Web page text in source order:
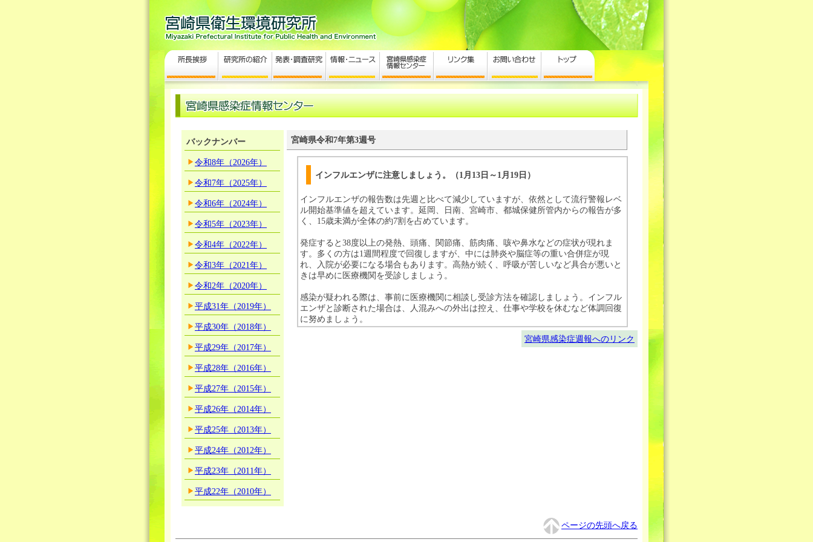
バックナンバー
令和8年（2026年）
令和7年（2025年）
令和6年（2024年）
令和5年（2023年）
令和4年（2022年）
令和3年（2021年）
令和2年（2020年）
平成31年（2019年）
平成30年（2018年）
平成29年（2017年）
平成28年（2016年）
平成27年（2015年）
平成26年（2014年）
平成25年（2013年）
平成24年（2012年）
平成23年（2011年）
平成22年（2010年）
宮崎県令和7年第3週号
インフルエンザに注意しましょう。（1月13日～1月19日）
インフルエンザの報告数は先週と比べて減少していますが、依然として流行警報レベ
ル開始基準値を超えています。延岡、日南、宮崎市、都城保健所管内からの報告が多
く、15歳未満が全体の約7割を占めています。
発症すると38度以上の発熱、頭痛、関節痛、筋肉痛、咳や鼻水などの症状が現れま
す。多くの方は1週間程度で回復しますが、中には肺炎や脳症等の重い合併症が現
れ、入院が必要になる場合もあります。高熱が続く、呼吸が苦しいなど具合が悪いと
きは早めに医療機関を受診しましょう。
感染が疑われる際は、事前に医療機関に相談し受診方法を確認しましょう。インフル
エンザと診断された場合は、人混みへの外出は控え、仕事や学校を休むなど体調回復
に努めましょう。
宮崎県感染症週報へのリンク
ページの先頭へ戻る